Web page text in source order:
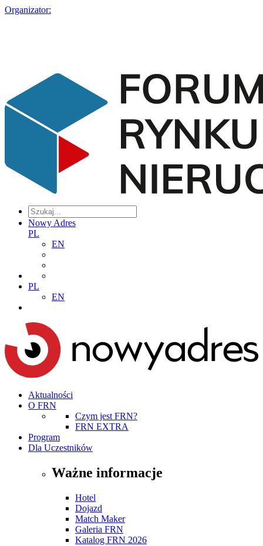
Organizator:
Nowy Adres
PL
EN
PL
EN
Aktualności
O FRN
Czym jest FRN?
FRN EXTRA
Program
Dla Uczestników
Ważne informacje
Hotel
Dojazd
Match Maker
Galeria FRN
Katalog FRN 2026